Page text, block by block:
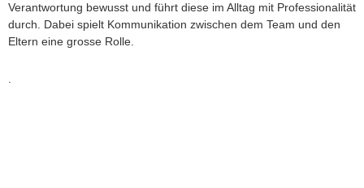
Verantwortung bewusst und führt diese im Alltag mit Professionalität
durch. Dabei spielt Kommunikation zwischen dem Team und den
Eltern eine grosse Rolle.